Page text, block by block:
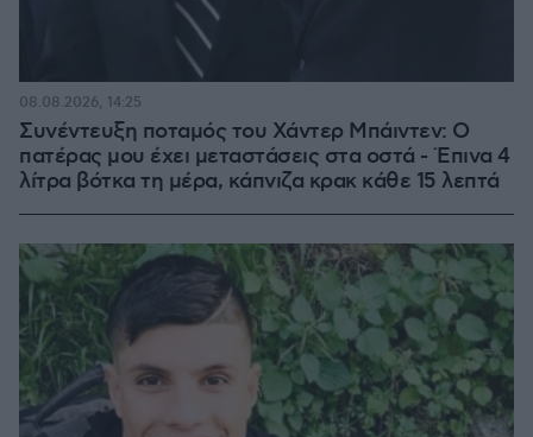
Συνέντευξη ποταμός του Χάντερ Μπάιντεν: Ο
πατέρας μου έχει μεταστάσεις στα οστά - Έπινα 4
λίτρα βότκα τη μέρα, κάπνιζα κρακ κάθε 15 λεπτά
08.08.2026, 14:25